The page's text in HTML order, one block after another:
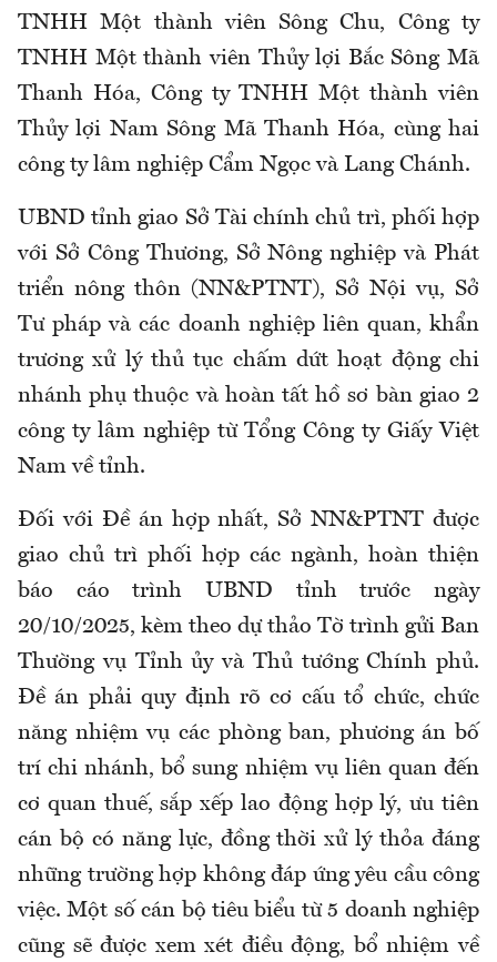
TNHH Một thành viên Sông Chu, Công ty
TNHH Một thành viên Thủy lợi Bắc Sông Mã
Thanh Hóa, Công ty TNHH Một thành viên
Thủy lợi Nam Sông Mã Thanh Hóa, cùng hai
công ty lâm nghiệp Cẩm Ngọc và Lang Chánh.
UBND tỉnh giao Sở Tài chính chủ trì, phối hợp
với Sở Công Thương, Sở Nông nghiệp và Phát
triển nông thôn (NN&PTNT), Sở Nội vụ, Sở
Tư pháp và các doanh nghiệp liên quan, khẩn
trương xử lý thủ tục chấm dứt hoạt động chi
nhánh phụ thuộc và hoàn tất hồ sơ bàn giao 2
công ty lâm nghiệp từ Tổng Công ty Giấy Việt
Nam về tỉnh.
Đối với Đề án hợp nhất, Sở NN&PTNT được
giao chủ trì phối hợp các ngành, hoàn thiện
báo cáo trình UBND tỉnh trước ngày
20/10/2025, kèm theo dự thảo Tờ trình gửi Ban
Thường vụ Tỉnh ủy và Thủ tướng Chính phủ.
Đề án phải quy định rõ cơ cấu tổ chức, chức
năng nhiệm vụ các phòng ban, phương án bố
trí chi nhánh, bổ sung nhiệm vụ liên quan đến
cơ quan thuế, sắp xếp lao động hợp lý, ưu tiên
cán bộ có năng lực, đồng thời xử lý thỏa đáng
những trường hợp không đáp ứng yêu cầu công
việc. Một số cán bộ tiêu biểu từ 5 doanh nghiệp
cũng sẽ được xem xét điều động, bổ nhiệm về